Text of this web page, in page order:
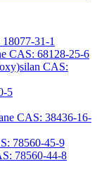
31-1
CAS: 68128-25-6
CAS:
5
CAS: 38436-16-
78560-45-9
78560-44-8